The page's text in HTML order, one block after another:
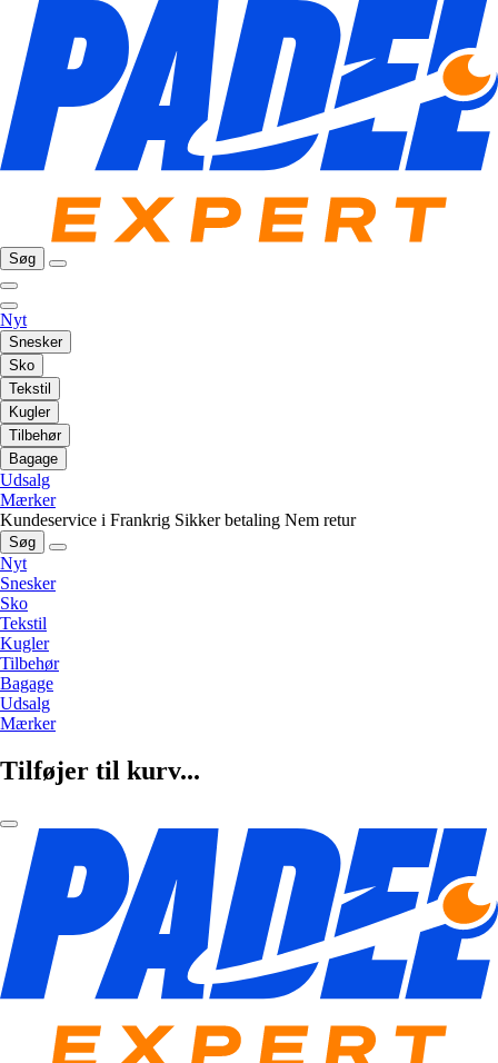
Søg
Nyt
Snesker
Sko
Tekstil
Kugler
Tilbehør
Bagage
Udsalg
Mærker
Kundeservice i Frankrig Sikker betaling Nem retur
Søg
Nyt
Snesker
Sko
Tekstil
Kugler
Tilbehør
Bagage
Udsalg
Mærker
Tilføjer til kurv...